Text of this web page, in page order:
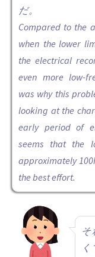
だ。
Compared to the
when the lower
the electrical
even more low-
was why this
looking at the
early period of
seems that the
approximately
the best effort.
そ